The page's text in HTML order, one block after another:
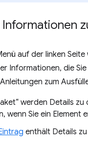
auf der linken
Informationen, die
zum
werden Details
wenn Sie ein Element
enthält Details